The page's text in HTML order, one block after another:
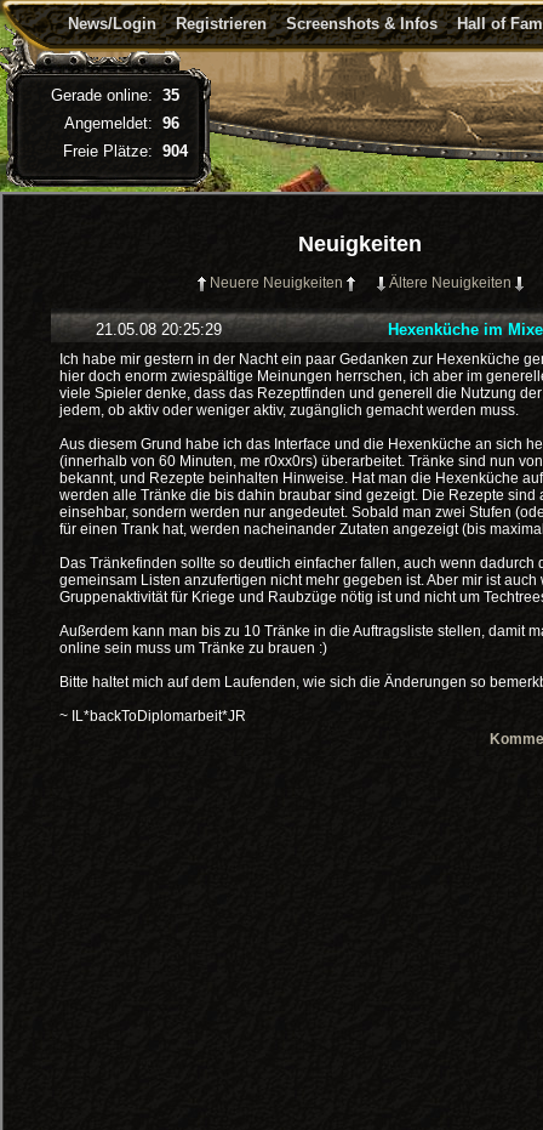
News/Login Registrieren Screenshots & Infos Hall of
Neuigkeiten
Neuere Neuigkeiten Ältere Neuigkeiten
21.05.08 20:25:29 Hexenküche im
Ich habe mir gestern in der Nacht ein paar Gedanken zur Hexenküche
hier doch enorm zwiespältige Meinungen herrschen, ich aber im
viele Spieler denke, dass das Rezeptfinden und generell die Nutzung
jedem, ob aktiv oder weniger aktiv, zugänglich gemacht werden muss.
Aus diesem Grund habe ich das Interface und die Hexenküche an sich
(innerhalb von 60 Minuten, me r0xx0rs) überarbeitet. Tränke sind nun
bekannt, und Rezepte beinhalten Hinweise. Hat man die Hexenküche
werden alle Tränke die bis dahin braubar sind gezeigt. Die Rezepte sind
einsehbar, sondern werden nur angedeutet. Sobald man zwei Stufen
für einen Trank hat, werden nacheinander Zutaten angezeigt (bis
Das Tränkefinden sollte so deutlich einfacher fallen, auch wenn dadurch
gemeinsam Listen anzufertigen nicht mehr gegeben ist. Aber mir ist auch
Gruppenaktivität für Kriege und Raubzüge nötig ist und nicht um
Außerdem kann man bis zu 10 Tränke in die Auftragsliste stellen, damit
online sein muss um Tränke zu brauen :)
Bitte haltet mich auf dem Laufenden, wie sich die Änderungen so
~ IL*backToDiplomarbeit*JR
Gerade online: 35
Angemeldet: 96
Freie Plätze: 904